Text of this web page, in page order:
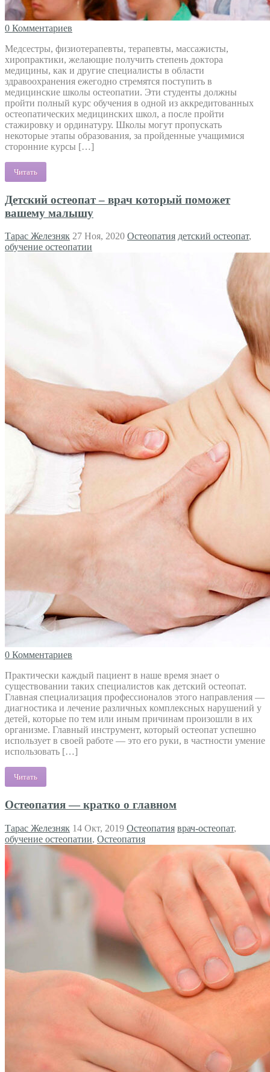
0 Комментариев
Медсестры, физиотерапевты, терапевты, массажисты,
хиропрактики, желающие получить степень доктора
медицины, как и другие специалисты в области
здравоохранения ежегодно стремятся поступить в
медицинские школы остеопатии. Эти студенты должны
пройти полный курс обучения в одной из аккредитованных
остеопатических медицинских школ, а после пройти
стажировку и ординатуру. Школы могут пропускать
некоторые этапы образования, за пройденные учащимися
сторонние курсы […]
Читать
Детский остеопат – врач который поможет
вашему малышу
Тарас Железняк 27 Ноя, 2020 Остеопатия детский остеопат,
обучение остеопатии
0 Комментариев
Практически каждый пациент в наше время знает о
существовании таких специалистов как детский остеопат.
Главная специализация профессионалов этого направления —
диагностика и лечение различных комплексных нарушений у
детей, которые по тем или иным причинам произошли в их
организме. Главный инструмент, который остеопат успешно
использует в своей работе — это его руки, в частности умение
использовать […]
Читать
Остеопатия — кратко о главном
Тарас Железняк 14 Окт, 2019 Остеопатия врач-остеопат,
обучение остеопатии, Остеопатия